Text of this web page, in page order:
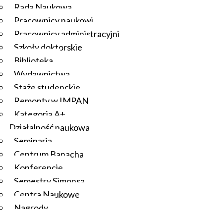
Rada Naukowa
Pracownicy naukowi
Pracownicy administracyjni
Szkoły doktorskie
Biblioteka
Wydawnictwa
Staże studenckie
Remonty w IMPAN
Kategoria A+
Działalność naukowa
Seminaria
Centrum Banacha
Konferencje
Semestry Simonsa
Centra Naukowe
Nagrody